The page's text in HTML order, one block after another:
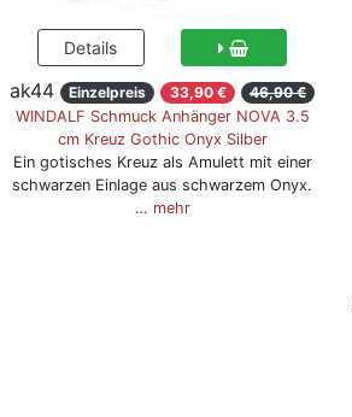
ak44 Einzelpreis 33,90 €
46,90 €
WINDALF Schmuck Anhänger NOVA 3.5
cm Kreuz Gothic Onyx Silber
Ein gotisches Kreuz als Amulett mit einer
schwarzen Einlage aus schwarzem Onyx.
… mehr